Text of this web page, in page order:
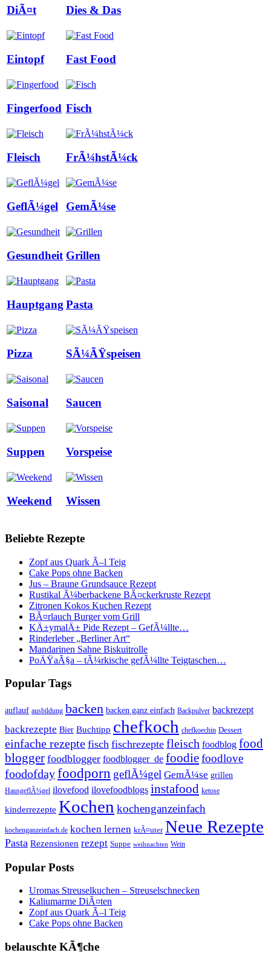
DiÃ¤t Dies & Das
Eintopf Fast Food
Fingerfood Fisch
Fleisch FrÃ¼hstÃ¼ck
GeflÃ¼gel GemÃ¼se
Gesundheit Grillen
Hauptgang Pasta
Pizza SÃ¼ÃŸspeisen
Saisonal Saucen
Suppen Vorspeise
Weekend Wissen
Beliebte Rezepte
Zopf aus Quark Ã–l Teig
Cake Pops ohne Backen
Jus – Braune Grundsauce Rezept
Rustikal Ã¼berbackene BÃ¤ckerkruste Rezept
Zitronen Kokos Kuchen Rezept
BÃ¤rlauch Burger vom Grill
KÄ±ymalÄ± Pide Rezept – GefÃ¼llte…
Rinderleber „Berliner Art“
Mandarinen Sahne Biskuitrolle
PoÄŸaÃ§a – tÃ¼rkische gefÃ¼llte Teigtaschen…
Popular Tags
auflauf ausbildung backen backen ganz einfach Backpulver backrezept
backrezepte Bier Buchtipp chefkoch chefkoechin Dessert
einfache rezepte fisch fischrezepte fleisch foodblog food
blogger foodblogger foodblogger_de foodiefoodlove
foodofdayfoodporn geflÃ¼gel GemÃ¼se grillen
HausgeflÃ¼gel ilovefood ilovefoodblogs instafood ketose
kinderrezepte Kochen kochenganzeinfach
kochenganzeinfach.de kochen lernen krÃ¤uter Neue Rezepte
Pasta Rezensionen rezept Suppe weihnachten Wein
Popular Posts
Uromas Streuselkuchen – Streuselschnecken
Kaliumarme DiÃ¤ten
Zopf aus Quark Ã–l Teig
Cake Pops ohne Backen
belauschte KÃ¶che